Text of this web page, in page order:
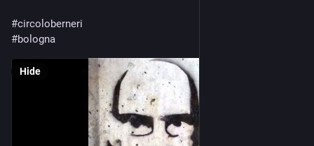
#circoloberneri
#bologna
Hide